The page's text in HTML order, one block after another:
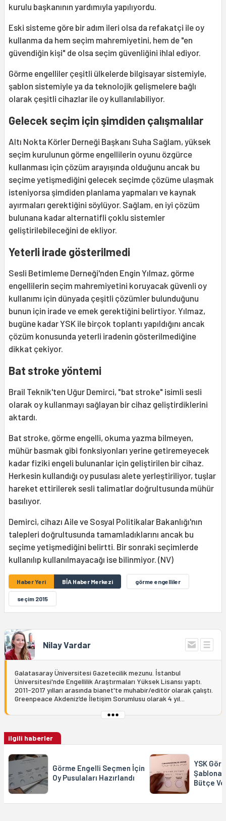
kurulu başkanının yardımıyla yapılıyordu.
Eski sisteme göre bir adım ileri olsa da refakatçi ile oy
kullanma da hem seçim mahremiyetini, hem de "en
güvendiğin kişi" de olsa seçim güvenliğini ihlal ediyor.
Görme engelliler çeşitli ülkelerde bilgisayar sistemiyle,
şablon sistemiyle ya da teknolojik gelişmelere bağlı
olarak çeşitli cihazlar ile oy kullanılabiliyor.
Gelecek seçim için şimdiden çalışmalılar
Altı Nokta Körler Derneği Başkanı Suha Sağlam, yüksek
seçim kurulunun görme engellilerin oyunu özgürce
kullanması için çözüm arayışında olduğunu ancak bu
seçime yetişmediğini gelecek seçimde çözüme ulaşmak
isteniyorsa şimdiden planlama yapmaları ve kaynak
ayırmaları gerektiğini söylüyor. Sağlam, en iyi çözüm
bulunana kadar alternatifli çoklu sistemler
geliştirilebileceğini de ekliyor.
Yeterli irade gösterilmedi
Sesli Betimleme Derneği'nden Engin Yılmaz, görme
engellilerin seçim mahremiyetini koruyacak güvenli oy
kullanımı için dünyada çeşitli çözümler bulunduğunu
bunun için irade ve emek gerektiğini belirtiyor. Yılmaz,
bugüne kadar YSK ile birçok toplantı yapıldığını ancak
çözüm konusunda yeterli iradenin gösterilmediğine
dikkat çekiyor.
Bat stroke yöntemi
Brail Teknik'ten Uğur Demirci, "bat stroke" isimli sesli
olarak oy kullanmayı sağlayan bir cihaz geliştirdiklerini
aktardı.
Bat stroke, görme engelli, okuma yazma bilmeyen,
mühür basmak gibi fonksiyonları yerine getiremeyecek
kadar fiziki engeli bulunanlar için geliştirilen bir cihaz.
Herkesin kullandığı oy pusulası alete yerleştiriliyor, tuşlar
hareket ettirilerek sesli talimatlar doğrultusunda mühür
basılıyor.
Demirci, cihazı Aile ve Sosyal Politikalar Bakanlığı'nın
talepleri doğrultusunda tamamladıklarını ancak bu
seçime yetişmediğini belirtti. Bir sonraki seçimlerde
kullanılıp kullanılmayacağı ise bilinmiyor. (NV)
Haber Yeri BİA Haber Merkezi görme engelliler
seçim 2015
Nilay Vardar
Galatasaray Üniversitesi Gazetecilik mezunu. İstanbul
Üniversitesi'nde Engellilik Araştırmaları Yüksek Lisansı yaptı.
2011-2017 yılları arasında bianet'te muhabir/editör olarak çalıştı.
Greenpeace Akdeniz’de İletişim Sorumlusu olarak 4 yıl...
ilgili haberler
Görme Engelli Seçmen İçin
Oy Pusulaları Hazırlandı
YSK
Şablona
Bütçe